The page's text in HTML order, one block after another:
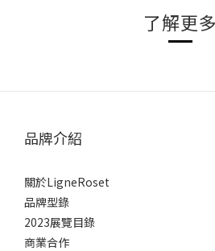
了解更多
品牌介紹
關於LigneRoset
品牌型錄
2023展覽目錄
商業合作